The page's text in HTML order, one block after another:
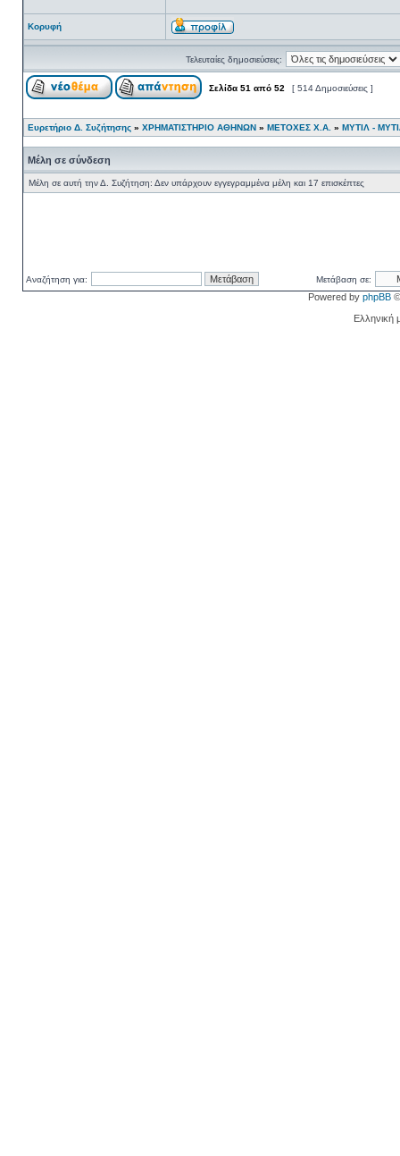
Κορυφή
Τελευταίες δημοσιεύσεις:
Σελίδα 51 από 52 [ 514 Δημοσιεύσεις ]
Ευρετήριο Δ. Συζήτησης » ΧΡΗΜΑΤΙΣΤΗΡΙΟ ΑΘΗΝΩΝ » ΜΕΤΟΧΕΣ Χ.Α. » ΜΥΤΙΛ -
Μέλη σε σύνδεση
Μέλη σε αυτή την Δ. Συζήτηση: Δεν υπάρχουν εγγεγραμμένα μέλη και 17 επισκέπτες
Αναζήτηση για: Μετάβαση σε:
Powered by phpBB
Ελληνική